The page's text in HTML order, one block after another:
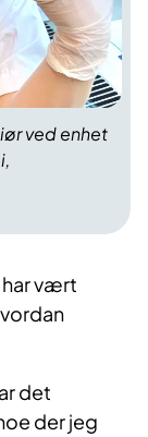
ved enhet
har vært
det
der jeg